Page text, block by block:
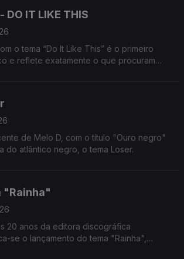
DO IT LIKE THIS
o tema “Do It Like This” é o primeiro
e reflete exatamente o que procuram
de Melo D, com o título "Ouro negro"
do atlântico negro, o tema Loser.
"Rainha"
20 anos da editora discográfica
se o lançamento do tema "Rainha",